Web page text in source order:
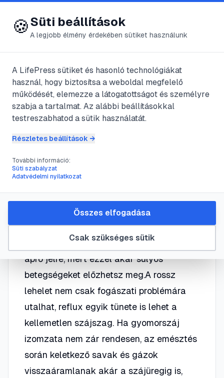
😍 LifePress
@vizipok11
2016. július 8. perc olvasás
Nagyra tátsd a
szád!
#betegség
Szád állapota nem csak a fogaid
egészsége miatt fontos, de belső szervi
elváltozások tükre is lehet. Figyelj minden
apró jelre, mert ezzel akár súlyos
betegségeket előzhetsz meg.A rossz
lehelet nem csak fogászati problémára
utalhat, reflux egyik tünete is lehet a
kellemetlen szájszag. Ha gyomorszáj
izomzata nem zár rendesen, az emésztés
során keletkező savak és gázok
visszaáramlanak akár a szájüregig is,
🍪Süti beállítások
A legjobb élmény érdekében sütiket használunk
A LifePress sütiket és hasonló technológiákat
használ, hogy biztosítsa a weboldal megfelelő
működését, elemezze a látogatottságot és személyre
szabja a tartalmat. Az alábbi beállításokkal
testreszabhatod a sütik használatát.
Részletes beállítások →
További információ:
Süti szabályzat
Adatvédelmi nyilatkozat
Csak szükséges sütik
Összes elfogadása